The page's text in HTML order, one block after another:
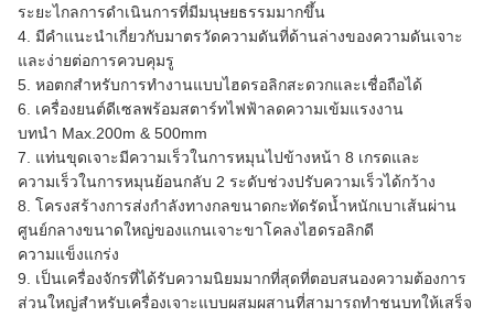
ระยะไกลการดำเนินการที่มีมนุษยธรรมมากขึ้น
4. มีคำแนะนำเกี่ยวกับมาตรวัดความดันที่ด้านล่างของความดันเจาะ
และง่ายต่อการควบคุมรู
5. หอตกสำหรับการทำงานแบบไฮดรอลิกสะดวกและเชื่อถือได้
6. เครื่องยนต์ดีเซลพร้อมสตาร์ทไฟฟ้าลดความเข้มแรงงาน
บทนำ Max.200m & 500mm
7. แท่นขุดเจาะมีความเร็วในการหมุนไปข้างหน้า 8 เกรดและ
ความเร็วในการหมุนย้อนกลับ 2 ระดับช่วงปรับความเร็วได้กว้าง
8. โครงสร้างการส่งกำลังทางกลขนาดกะทัดรัดน้ำหนักเบาเส้นผ่าน
ศูนย์กลางขนาดใหญ่ของแกนเจาะขาโคลงไฮดรอลิกดี
ความแข็งแกร่ง
9. เป็นเครื่องจักรที่ได้รับความนิยมมากที่สุดที่ตอบสนองความต้องการ
ส่วนใหญ่สำหรับเครื่องเจาะแบบผสมผสานที่สามารถทำชนบทให้เสร็จ